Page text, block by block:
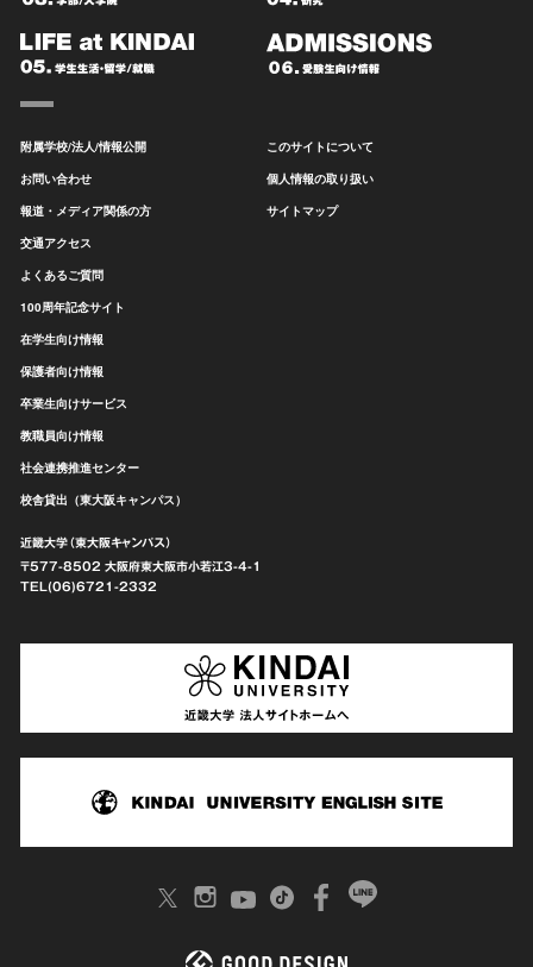
附属学校/法人/情報公開
お問い合わせ
報道・メディア関係の方
交通アクセス
よくあるご質問
100周年記念サイト
在学生向け情報
保護者向け情報
卒業生向けサービス
教職員向け情報
社会連携推進センター
校舎貸出（東大阪キャンパス）
このサイトについて
個人情報の取り扱い
サイトマップ
近畿大学（東大阪キャンパス）
〒577-8502 大阪府東大阪市小若江3-4-1
TEL(06)6721-2332